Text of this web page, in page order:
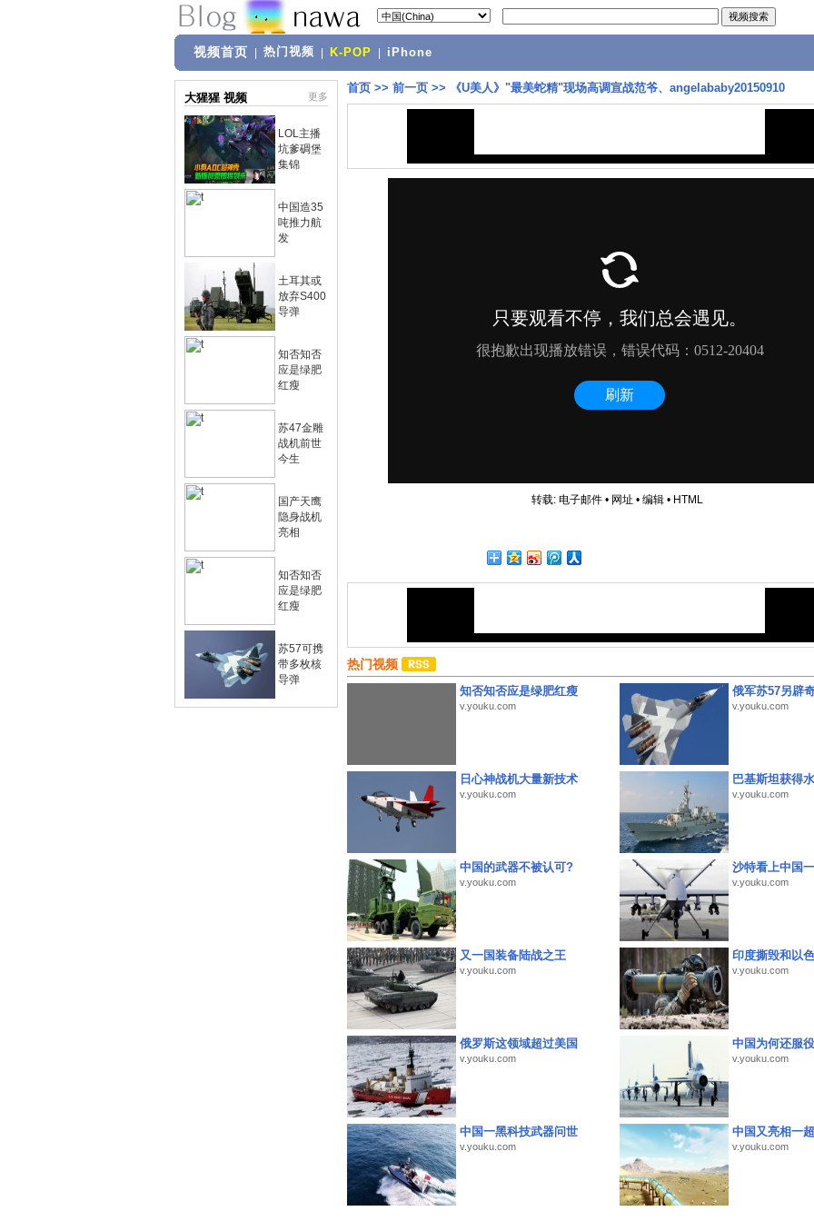
视频首页 热门视频 K-POP iPhone
大猩猩 视频 更多
LOL主播
坑爹碉堡
集锦
中国造35
吨推力航
发
土耳其或
放弃S400
导弹
知否知否
应是绿肥
红瘦
苏47金雕
战机前世
今生
国产天鹰
隐身战机
亮相
知否知否
应是绿肥
红瘦
苏57可携
带多枚核
导弹
首页 >> 前一页 >> 《U美人》"最美蛇精"现场高调宣战范爷、angelababy20150910
转载: 电子邮件• 网址 • 编辑• HTML
热门视频
知否知否应是绿肥红瘦
v.youku.com
俄军苏57另辟
v.youku.com
日心神战机大量新技术
v.youku.com
巴基斯坦获得
v.youku.com
中国的武器不被认可?
v.youku.com
沙特看上中国
v.youku.com
又一国装备陆战之王
v.youku.com
印度撕毁和以
v.youku.com
俄罗斯这领域超过美国
v.youku.com
中国为何还服
v.youku.com
中国一黑科技武器问世
v.youku.com
中国又亮相一
v.youku.com